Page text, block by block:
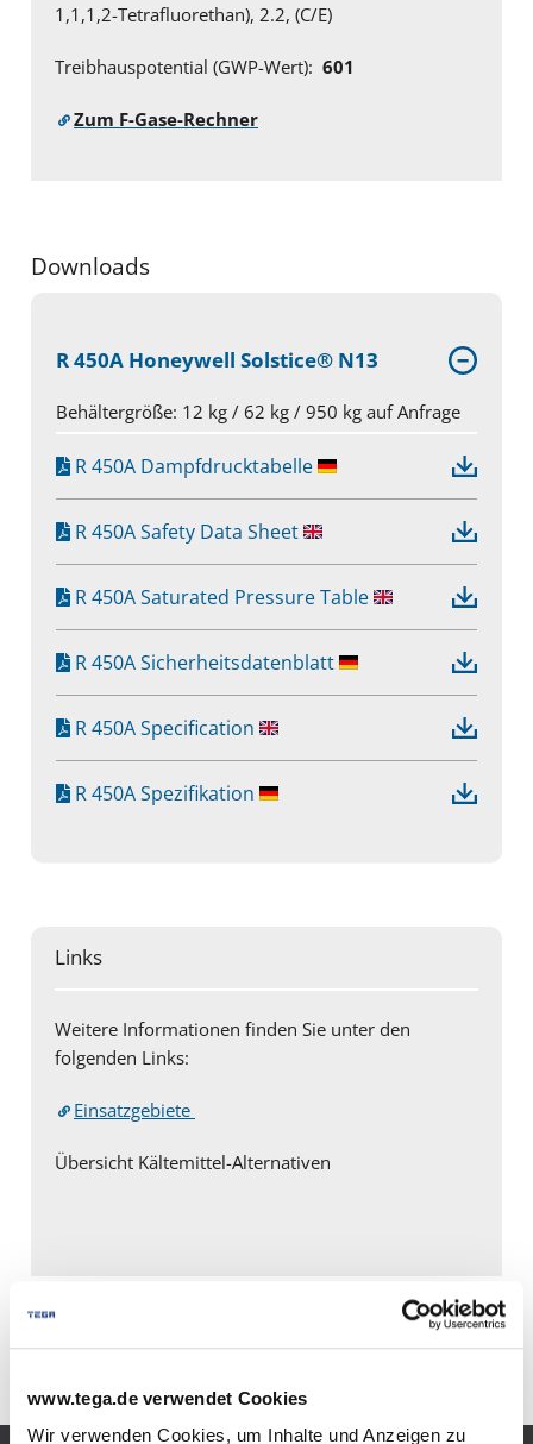
www.tega.de verwendet Cookies
Wir verwenden Cookies, um Inhalte und Anzeigen zu
1,1,1,2-Tetrafluorethan), 2.2, (C/E)
Treibhauspotential (GWP-Wert): 601
Zum F-Gase-Rechner
Downloads
R 450A Honeywell Solstice® N13
Behältergröße: 12 kg / 62 kg / 950 kg auf Anfrage
R 450A Dampfdrucktabelle
R 450A Safety Data Sheet
R 450A Saturated Pressure Table
R 450A Sicherheitsdatenblatt
R 450A Specification
R 450A Spezifikation
Links
Weitere Informationen finden Sie unter den
folgenden Links:
Einsatzgebiete
Übersicht Kältemittel-Alternativen
* ohne Gewähr